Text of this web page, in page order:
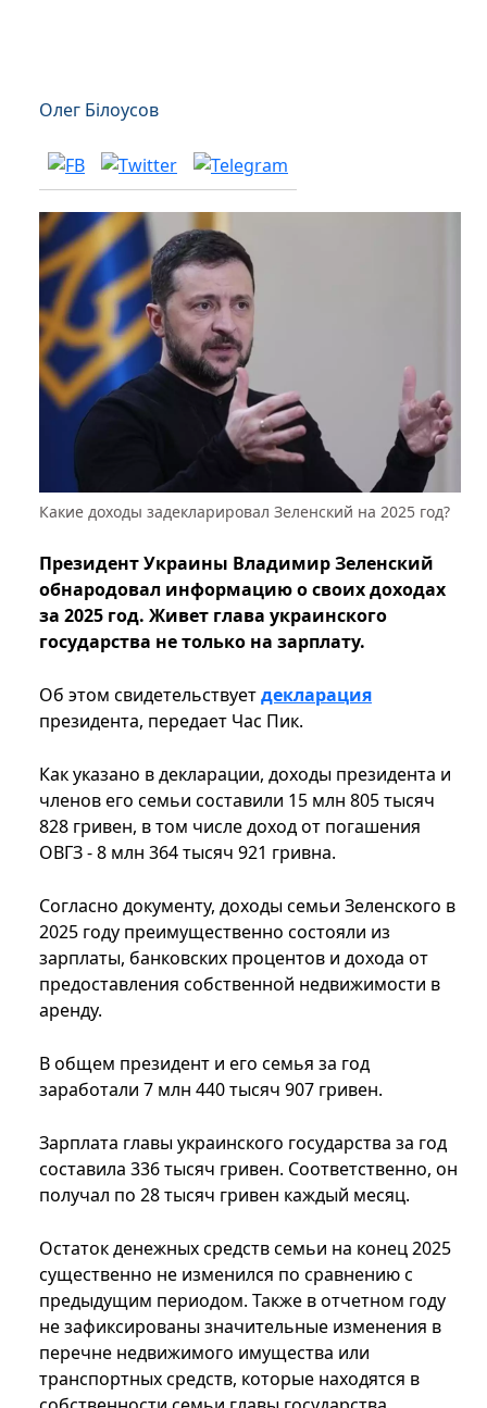
Олег Білоусов
Какие доходы задекларировал Зеленский на 2025 год?
Президент Украины Владимир Зеленский
обнародовал информацию о своих доходах
за 2025 год. Живет глава украинского
государства не только на зарплату.
Об этом свидетельствуетдекларация
президента, передает Час Пик.
Как указано в декларации, доходы президента и
членов его семьи составили 15 млн 805 тысяч
828 гривен, в том числе доход от погашения
ОВГЗ - 8 млн 364 тысяч 921 гривна.
Согласно документу, доходы семьи Зеленского в
2025 году преимущественно состояли из
зарплаты, банковских процентов и дохода от
предоставления собственной недвижимости в
аренду.
В общем президент и его семья за год
заработали 7 млн 440 тысяч 907 гривен.
Зарплата главы украинского государства за год
составила 336 тысяч гривен. Соответственно, он
получал по 28 тысяч гривен каждый месяц.
Остаток денежных средств семьи на конец 2025
существенно не изменился по сравнению с
предыдущим периодом. Также в отчетном году
не зафиксированы значительные изменения в
перечне недвижимого имущества или
транспортных средств, которые находятся в